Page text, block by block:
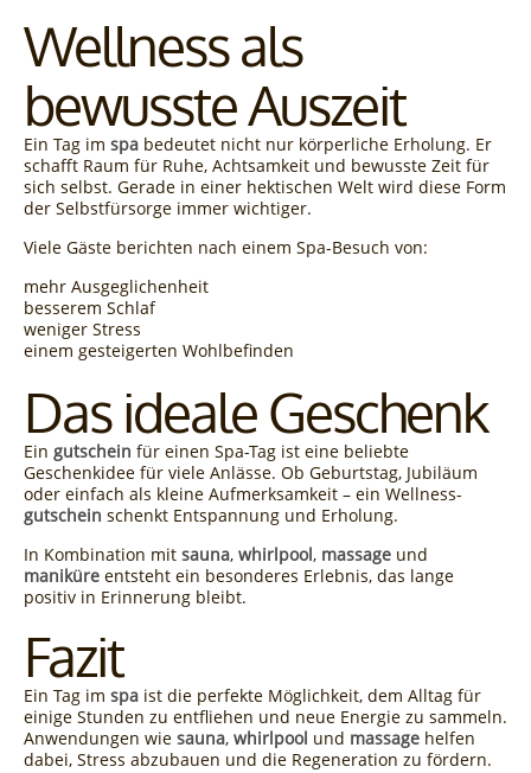
Wellness als
bewusste Auszeit
Ein Tag im spa bedeutet nicht nur körperliche Erholung. Er
schafft Raum für Ruhe, Achtsamkeit und bewusste Zeit für
sich selbst. Gerade in einer hektischen Welt wird diese Form
der Selbstfürsorge immer wichtiger.
Viele Gäste berichten nach einem Spa-Besuch von:
mehr Ausgeglichenheit
besserem Schlaf
weniger Stress
einem gesteigerten Wohlbefinden
Das ideale Geschenk
Ein gutschein für einen Spa-Tag ist eine beliebte
Geschenkidee für viele Anlässe. Ob Geburtstag, Jubiläum
oder einfach als kleine Aufmerksamkeit – ein Wellness-
gutschein schenkt Entspannung und Erholung.
In Kombination mit sauna, whirlpool, massage und
maniküre entsteht ein besonderes Erlebnis, das lange
positiv in Erinnerung bleibt.
Fazit
Ein Tag im spa ist die perfekte Möglichkeit, dem Alltag für
einige Stunden zu entfliehen und neue Energie zu sammeln.
Anwendungen wie sauna, whirlpool und massage helfen
dabei, Stress abzubauen und die Regeneration zu fördern.